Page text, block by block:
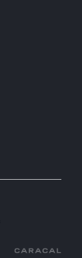
Caracal Agency